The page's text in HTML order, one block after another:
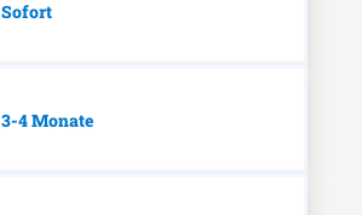
Sofort
3-4 Monate